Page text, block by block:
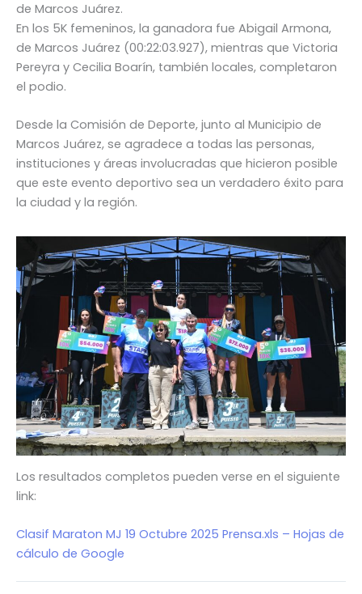
de Marcos Juárez.
En los 5K femeninos, la ganadora fue Abigail Armona,
de Marcos Juárez (00:22:03.927), mientras que Victoria
Pereyra y Cecilia Boarín, también locales, completaron
el podio.
Desde la Comisión de Deporte, junto al Municipio de
Marcos Juárez, se agradece a todas las personas,
instituciones y áreas involucradas que hicieron posible
que este evento deportivo sea un verdadero éxito para
la ciudad y la región.
Los resultados completos pueden verse en el siguiente
link:
Clasif Maraton MJ 19 Octubre 2025 Prensa.xls – Hojas de
cálculo de Google